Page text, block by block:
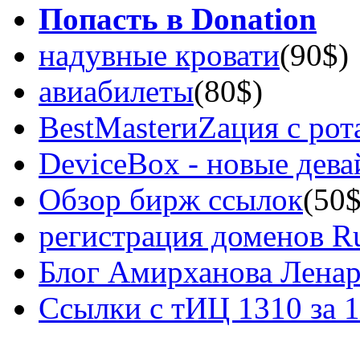
Попасть в Donation
надувные кровати(90$)
авиабилеты(80$)
BestMasterиZация с
DeviceBox - новые
Обзор бирж ссылок
регистрация доменов
Блог Амирханова
Ссылки с тИЦ 1310 за